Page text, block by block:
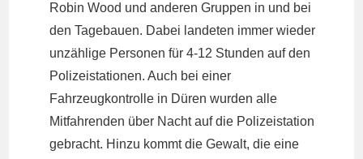
Robin Wood und anderen Gruppen in und bei
den Tagebauen. Dabei landeten immer wieder
unzählige Personen für 4-12 Stunden auf den
Polizeistationen. Auch bei einer
Fahrzeugkontrolle in Düren wurden alle
Mitfahrenden über Nacht auf die Polizeistation
gebracht. Hinzu kommt die Gewalt, die eine